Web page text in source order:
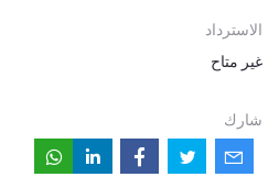
الاسترداد
غير متاح
شارك